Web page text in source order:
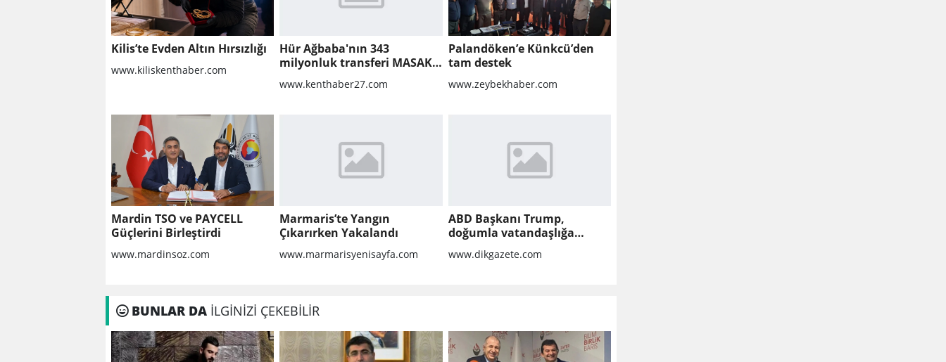
Kilis’te Evden Altın Hırsızlığı
www.kiliskenthaber.com
Hür Ağbaba'nın 343
milyonluk transferi MASAK
raporunda! Veli Ağbaba'ya
milyonlar gitmiş
www.kenthaber27.com
Palandöken’e Künkcü’den
tam destek
www.zeybekhaber.com
Mardin TSO ve PAYCELL
Güçlerini Birleştirdi
www.mardinsoz.com
Marmaris’te Yangın
Çıkarırken Yakalandı
www.marmarisyenisayfa.com
ABD Başkanı Trump,
doğumla vatandaşlığa
yönelik kısıtlamaları
genişleten kararnameler
www.dikgazete.com
BUNLAR DA İLGİNİZİ ÇEKEBİLİR